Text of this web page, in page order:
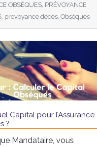
OBSÈQUES, PRÉVOYANCE
prevoyance décès, Obsèques
Capital pour l’Assurance
?
Mandataire, vous